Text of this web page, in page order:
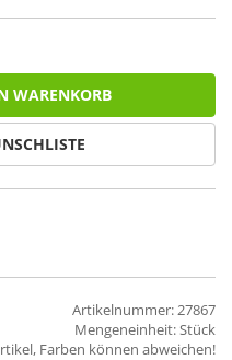
WARENKORB
Artikelnummer: 27867
Mengeneinheit: Stück
Farben können abweichen!